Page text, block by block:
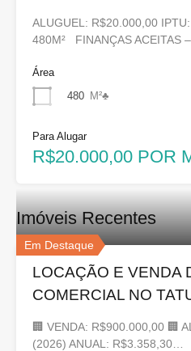
ALUGUEL: R$20.000,00
480M² FINANÇAS ACEITAS
Área
480 M²♣
Para Alugar
R$20.000,00 POR
Imóveis Recentes
Em Destaque
LOCAÇÃO E VENDA
COMERCIAL NO
🏢 VENDA: R$900.000,00 🏢
(2026) ANUAL: R$3.358,30…